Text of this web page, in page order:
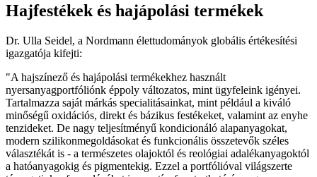
Hajfestékek és hajápolási termékek
Dr. Ulla Seidel, a Nordmann élettudományok globális értékesítési
igazgatója kifejti:
"A hajszínező és hajápolási termékekhez használt
nyersanyagportfóliónk éppoly változatos, mint ügyfeleink igényei.
Tartalmazza saját márkás specialitásainkat, mint például a kiváló
minőségű oxidációs, direkt és bázikus festékeket, valamint az enyhe
tenzideket. De nagy teljesítményű kondicionáló alapanyagokat,
modern szilikonmegoldásokat és funkcionális összetevők széles
választékát is - a természetes olajoktól és reológiai adalékanyagoktól
a hatóanyagokig és pigmentekig. Ezzel a portfólióval világszerte